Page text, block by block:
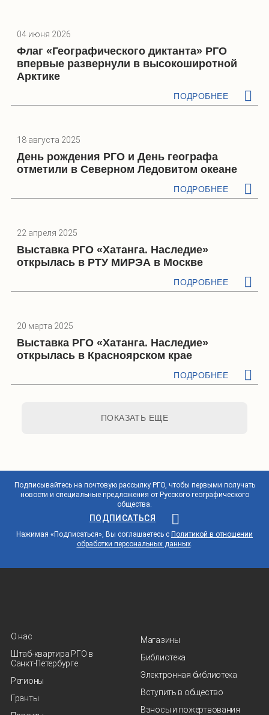
04 июня 2026
Флаг «Географического диктанта» РГО
впервые развернули в высокоширотной
Арктике
ПОДРОБНЕЕ
18 августа 2025
День рождения РГО и День географа
отметили в Северном Ледовитом океане
ПОДРОБНЕЕ
22 апреля 2025
Выставка РГО «Хатанга. Наследие»
открылась в РТУ МИРЭА в Москве
ПОДРОБНЕЕ
20 марта 2025
Выставка РГО «Хатанга. Наследие»
открылась в Красноярском крае
ПОДРОБНЕЕ
ПОКАЗАТЬ ЕЩЕ
Подписывайтесь на почтовую рассылку РГО, чтобы первыми получать
новости и специальные предложения от Русского географического
общества.
ПОДПИСАТЬСЯ
Нажимая «Подписаться», Вы соглашаетесь с Политикой в отношении
обработки персональных данных.
О нас
Штаб-квартира РГО в
Санкт‑Петербурге
Регионы
Гранты
Магазины
Библиотека
Электронная библиотека
Вступить в общество
Взносы и пожертвования